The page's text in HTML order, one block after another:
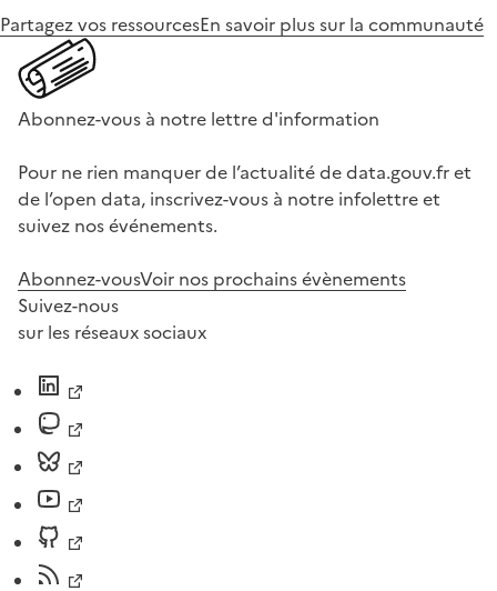
Partagez vos ressourcesEn savoir plus sur la communauté
Abonnez-vous à notre lettre d'information
Pour ne rien manquer de l’actualité de data.gouv.fr et
de l’open data, inscrivez-vous à notre infolettre et
suivez nos événements.
Abonnez-vousVoir nos prochains évènements
Suivez-nous
sur les réseaux sociaux